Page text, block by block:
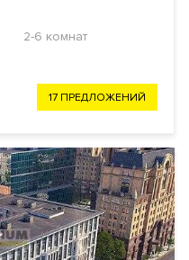
2-6 комнат
17 ПРЕДЛОЖЕНИЙ